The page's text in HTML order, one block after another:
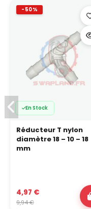
-50%
En Stock
Réducteur T nylon
diamètre 18 – 10 – 18
mm
4,97 €
9,94 €